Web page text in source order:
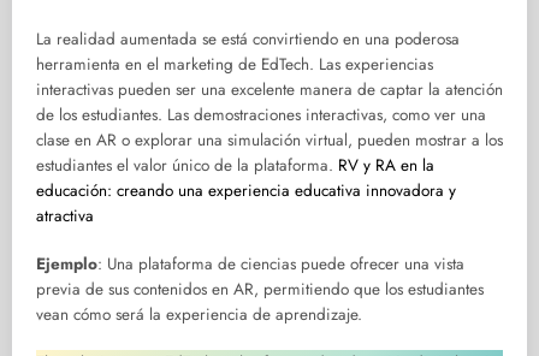
La realidad aumentada se está convirtiendo en una poderosa
herramienta en el marketing de EdTech. Las experiencias
interactivas pueden ser una excelente manera de captar la atención
de los estudiantes. Las demostraciones interactivas, como ver una
clase en AR o explorar una simulación virtual, pueden mostrar a los
estudiantes el valor único de la plataforma. RV y RA en la
educación: creando una experiencia educativa innovadora y
atractiva
Ejemplo: Una plataforma de ciencias puede ofrecer una vista
previa de sus contenidos en AR, permitiendo que los estudiantes
vean cómo será la experiencia de aprendizaje.